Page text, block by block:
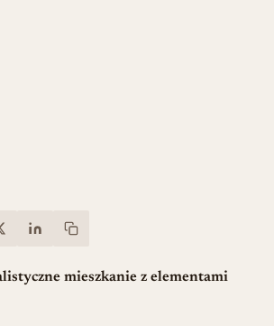
mieszkanie z elementami